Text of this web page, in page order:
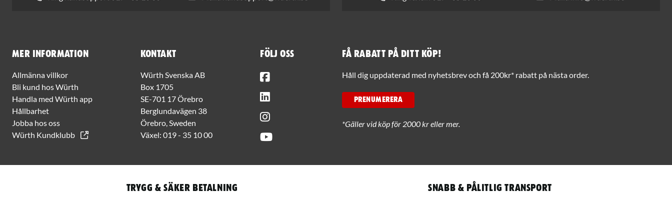
Mer information
Allmänna villkor
Bli kund hos Würth
Handla med Würth app
Hållbarhet
Jobba hos oss
Würth Kundklubb
Kontakt
Würth Svenska AB
Box 1705
SE-701 17 Örebro
Berglundavägen 38
Örebro, Sweden
Växel: 019 - 35 10 00
Följ oss Få rabatt på ditt köp!
Håll dig uppdaterad med nyhetsbrev och få 200kr* rabatt på nästa order.
PRENUMERERA
*Gäller vid köp för 2000 kr eller mer.
Trygg & säker betalning Snabb & pålitlig transport